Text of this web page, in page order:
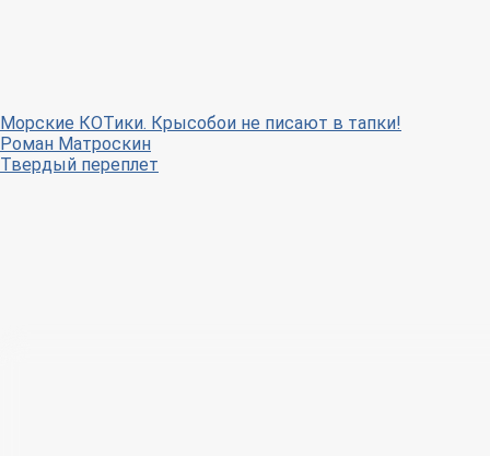
Морские КОТики. Крысобои не писают в тапки!
Роман Матроскин
Твердый переплет